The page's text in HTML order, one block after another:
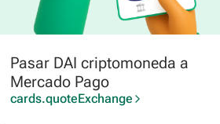
Pasar DAI criptomoneda a
Mercado Pago
cards.quoteExchange arrow_forward_ios